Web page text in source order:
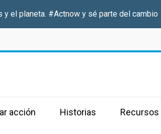
y el planeta. #Actnowy sé parte del cambio
acción Historias Recursos